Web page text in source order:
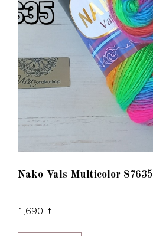
Nako Vals Multicolor 87635
1,690Ft